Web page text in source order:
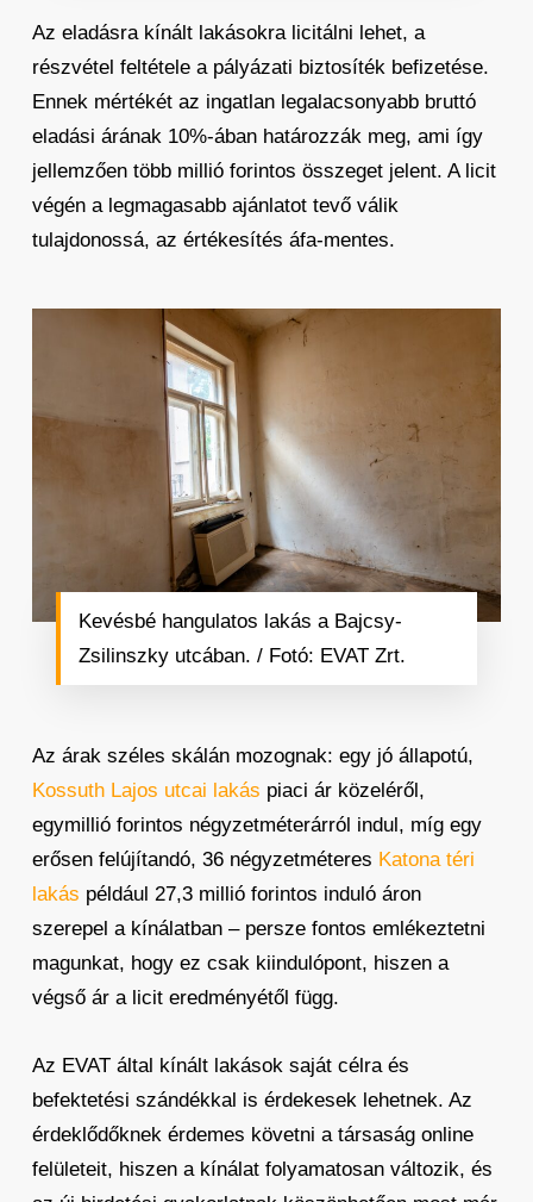
Az eladásra kínált lakásokra licitálni lehet, a
részvétel feltétele a pályázati biztosíték befizetése.
Ennek mértékét az ingatlan legalacsonyabb bruttó
eladási árának 10%-ában határozzák meg, ami így
jellemzően több millió forintos összeget jelent. A licit
végén a legmagasabb ajánlatot tevő válik
tulajdonossá, az értékesítés áfa-mentes.
Kevésbé hangulatos lakás a Bajcsy-
Zsilinszky utcában. / Fotó: EVAT Zrt.
Az árak széles skálán mozognak: egy jó állapotú,
Kossuth Lajos utcai lakás piaci ár közeléről,
egymillió forintos négyzetméterárról indul, míg egy
erősen felújítandó, 36 négyzetméteres Katona téri
lakás például 27,3 millió forintos induló áron
szerepel a kínálatban – persze fontos emlékeztetni
magunkat, hogy ez csak kiindulópont, hiszen a
végső ár a licit eredményétől függ.
Az EVAT által kínált lakások saját célra és
befektetési szándékkal is érdekesek lehetnek. Az
érdeklődőknek érdemes követni a társaság online
felületeit, hiszen a kínálat folyamatosan változik, és